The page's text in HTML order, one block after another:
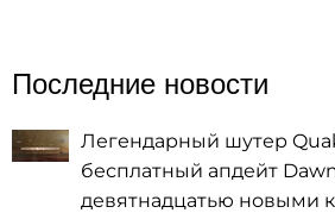
Последние новости
Легендарный шутер
бесплатный апдейт
девятнадцатью новыми